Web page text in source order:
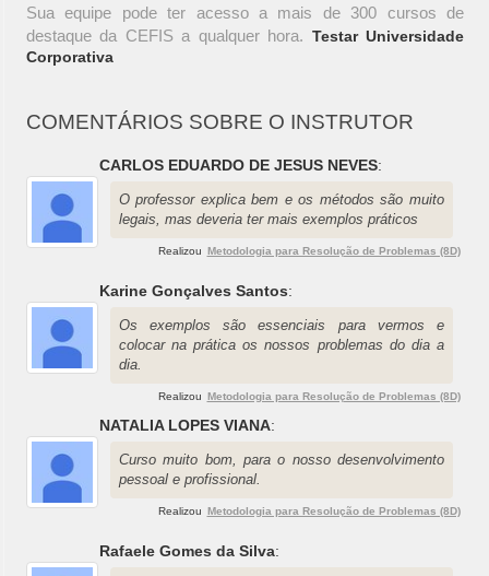
Sua equipe pode ter acesso a mais de 300 cursos de
destaque da CEFIS a qualquer hora. Testar Universidade
Corporativa
COMENTÁRIOS SOBRE O INSTRUTOR
CARLOS EDUARDO DE JESUS NEVES:
O professor explica bem e os métodos são muito
legais, mas deveria ter mais exemplos práticos
Realizou Metodologia para Resolução de Problemas (8D)
Karine Gonçalves Santos:
Os exemplos são essenciais para vermos e
colocar na prática os nossos problemas do dia a
dia.
Realizou Metodologia para Resolução de Problemas (8D)
NATALIA LOPES VIANA:
Curso muito bom, para o nosso desenvolvimento
pessoal e profissional.
Realizou Metodologia para Resolução de Problemas (8D)
Rafaele Gomes da Silva: